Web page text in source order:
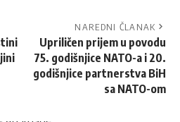
NAREDNI ČLANAK
Upriličen prijem u povodu
75. godišnjice NATO-a i 20.
godišnjice partnerstva BiH
sa NATO-om